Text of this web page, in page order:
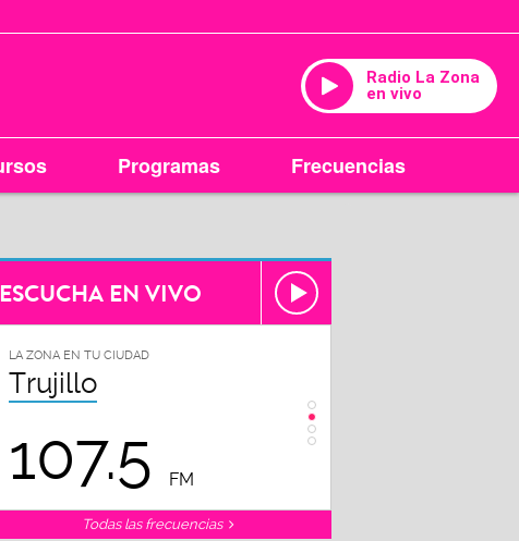
Radio La Zona
en vivo
Programas Frecuencias
ESCUCHA EN VIVO
LA ZONA EN TU CIUDAD
Trujillo
107.5 FM 102.3
Todas las frecuencias